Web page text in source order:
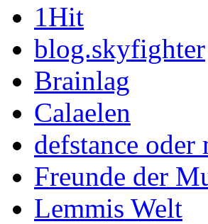
1Hit
blog.skyfighter
Brainlag
Calaelen
defstance oder
Freunde der
Lemmis Welt